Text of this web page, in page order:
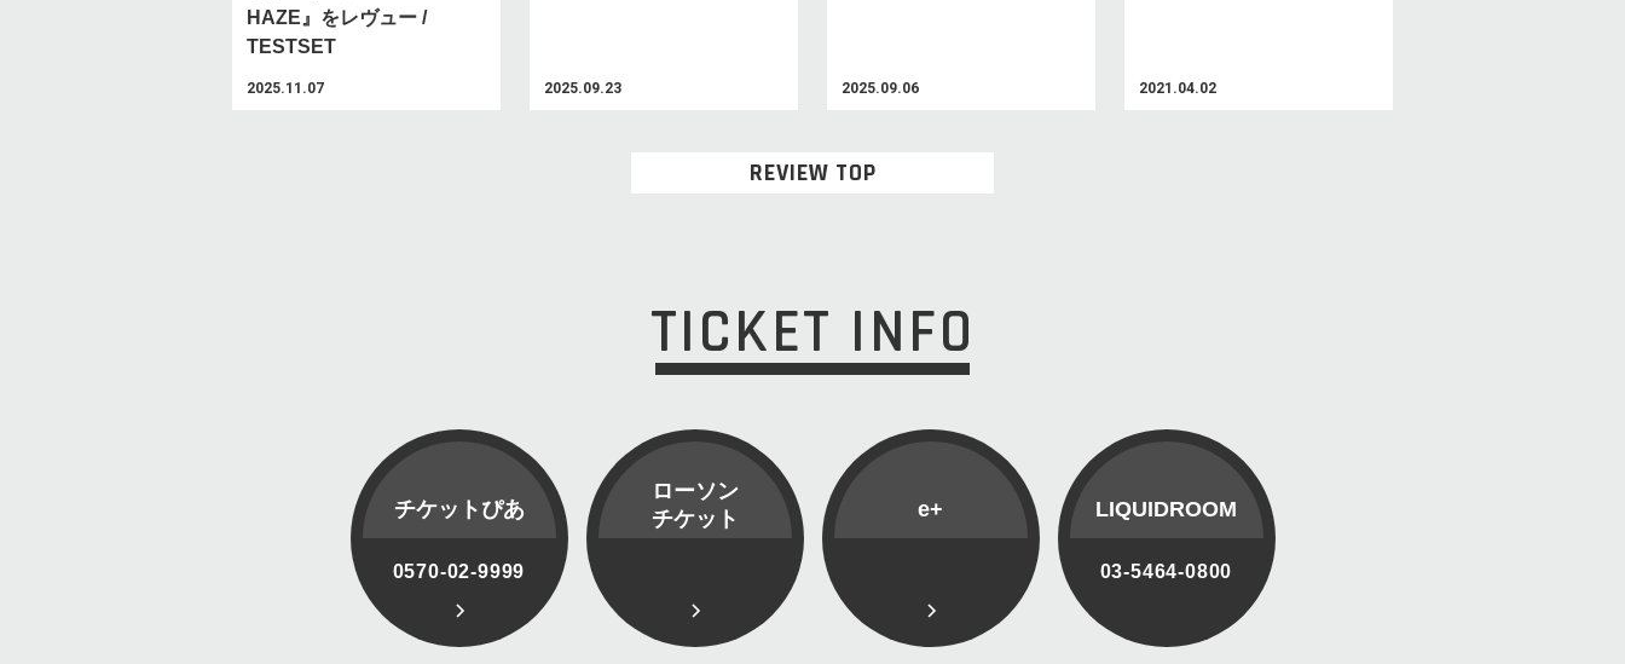
HAZE』をレヴュー /
TESTSET
2025.11.07 2025.09.23 2025.09.06 2021.04.02
REVIEW TOP
TICKET INFO
チケットぴあ
0570-02-9999
ローソン
チケット
e+ LIQUIDROOM
03-5464-0800